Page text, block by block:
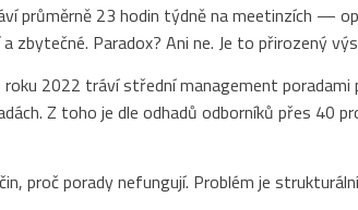
průměrně 23 hodin týdně na meetinzích —
zbytečné. Paradox? Ani ne. Je to přirozený
2022 tráví střední management
Z toho je dle odhadů odborníků přes 40
proč porady nefungují. Problém je